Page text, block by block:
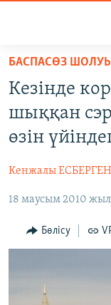
Skip
main
content
main
Skip
Search
AZATTYQTV
АДАМ
ӘЛЕУМЕТ
ӘЛЕМ
Русский
БАСПАСӨЗ
Кезінде
шыққан
өзін
Кенжалы ЕСБЕРГЕН
18 маусым 2010
Бөлісу